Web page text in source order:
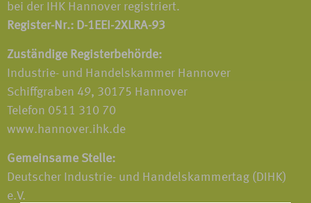
bei der IHK Hannover registriert.
Register-Nr.: D-1EEI-2XLRA-93
Zuständige Registerbehörde:
Industrie- und Handelskammer Hannover
Schiffgraben 49, 30175 Hannover
Telefon 0511 310 70
www.hannover.ihk.de
Gemeinsame Stelle:
Deutscher Industrie- und Handelskammertag (DIHK)
e.V.